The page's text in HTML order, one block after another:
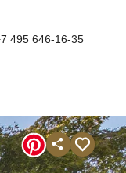
контакт
495 646-16-35